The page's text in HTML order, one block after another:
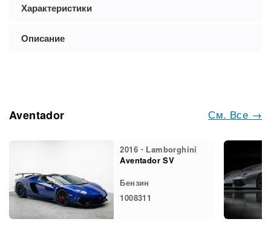
Характеристики
Описание
См. Все →
Aventador
2016・Lamborghini
Aventador SV
Бензин
1008311